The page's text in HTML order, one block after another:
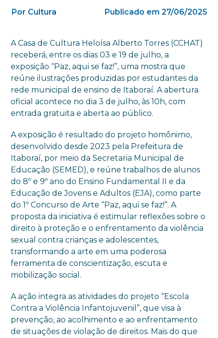
Por Cultura Publicado em 27/06/2025
A Casa de Cultura Heloísa Alberto Torres (CCHAT)
receberá, entre os dias 03 e 19 de julho, a
exposição “Paz, aqui se faz!”, uma mostra que
reúne ilustrações produzidas por estudantes da
rede municipal de ensino de Itaboraí. A abertura
oficial acontece no dia 3 de julho, às 10h, com
entrada gratuita e aberta ao público.
A exposição é resultado do projeto homônimo,
desenvolvido desde 2023 pela Prefeitura de
Itaboraí, por meio da Secretaria Municipal de
Educação (SEMED), e reúne trabalhos de alunos
do 8º e 9º ano do Ensino Fundamental II e da
Educação de Jovens e Adultos (EJA), como parte
do 1º Concurso de Arte “Paz, aqui se faz!”. A
proposta da iniciativa é estimular reflexões sobre o
direito à proteção e o enfrentamento da violência
sexual contra crianças e adolescentes,
transformando a arte em uma poderosa
ferramenta de conscientização, escuta e
mobilização social.
A ação integra as atividades do projeto “Escola
Contra a Violência Infantojuvenil”, que visa à
prevenção, ao acolhimento e ao enfrentamento
de situações de violação de direitos. Mais do que